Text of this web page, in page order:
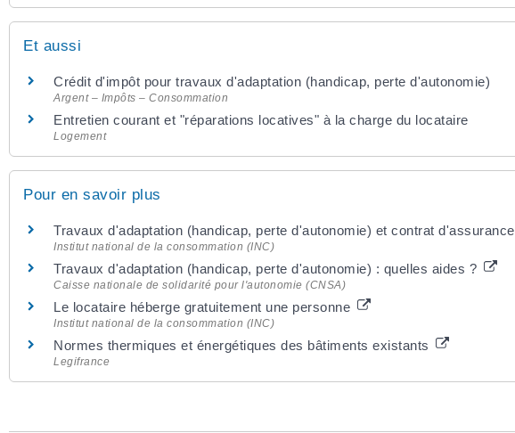
Et aussi
Crédit d'impôt pour travaux d'adaptation (handicap, perte d'autonomie)
Argent – Impôts – Consommation
Entretien courant et "réparations locatives" à la charge du locataire
Logement
Pour en savoir plus
Travaux d'adaptation (handicap, perte d'autonomie) et contrat d'assurance
Institut national de la consommation (INC)
Travaux d'adaptation (handicap, perte d'autonomie) : quelles aides ?
Caisse nationale de solidarité pour l'autonomie (CNSA)
Le locataire héberge gratuitement une personne
Institut national de la consommation (INC)
Normes thermiques et énergétiques des bâtiments existants
Legifrance